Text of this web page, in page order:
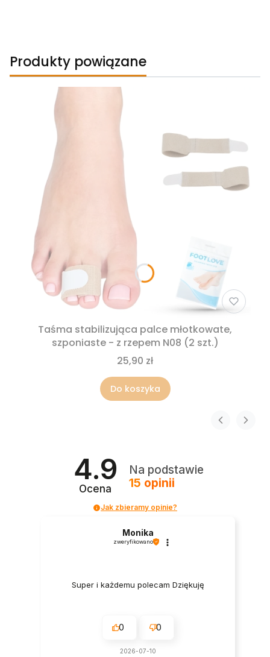
Produkty powiązane
Taśma stabilizująca palce młotkowate,
szponiaste - z rzepem N08 (2 szt.)
25,90 zł
Do koszyka
4.9
Ocena
Na podstawie
15 opinii
Jak zbieramy opinie?
Monika
zweryfikowano
Super i każdemu polecam Dziękuję
0 0
2026-07-10